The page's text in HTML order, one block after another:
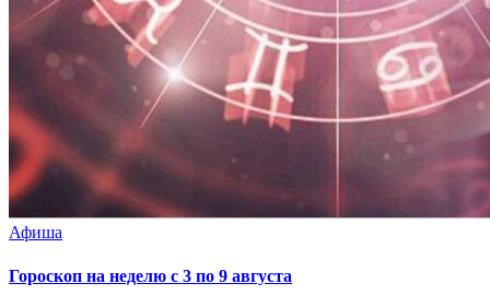
Афиша
Гороскоп на неделю с 3 по 9 августа